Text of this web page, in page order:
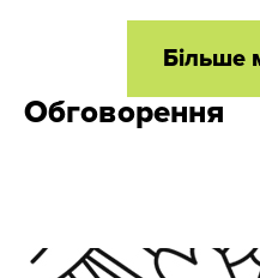
Більше
Обговорення